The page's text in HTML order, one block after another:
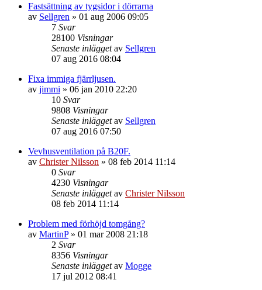
Fastsättning av tygsidor i dörrarna
av Sellgren » 01 aug 2006 09:05
7 Svar
28100 Visningar
Senaste inläggetav Sellgren
07 aug 2016 08:04
Fixa immiga fjärrljusen.
av jimmi » 06 jan 2010 22:20
10 Svar
9808 Visningar
Senaste inläggetav Sellgren
07 aug 2016 07:50
Vevhusventilation på B20F.
av Christer Nilsson » 08 feb 2014 11:14
0 Svar
4230 Visningar
Senaste inläggetav Christer Nilsson
08 feb 2014 11:14
Problem med förhöjd tomgång?
av MartinP» 01 mar 2008 21:18
2 Svar
8356 Visningar
Senaste inläggetav Mogge
17 jul 2012 08:41